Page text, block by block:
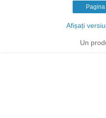
Afișați
Un